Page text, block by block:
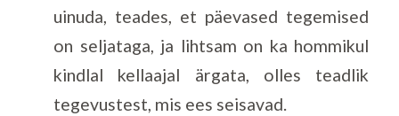
uinuda, teades, et päevased tegemised
on seljataga, ja lihtsam on ka hommikul
kindlal kellaajal ärgata, olles teadlik
tegevustest, mis ees seisavad.